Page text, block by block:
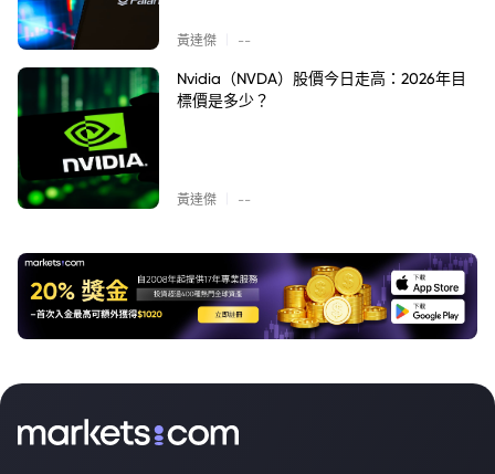
黃達傑 --
Nvidia（NVDA）股價今日走高：2026年目
標價是多少？
黃達傑 --